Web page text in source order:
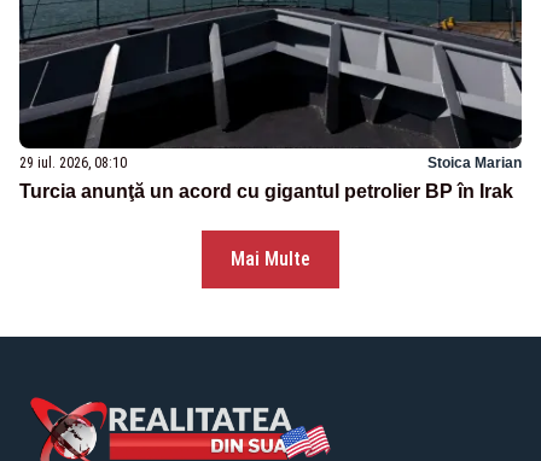
29 iul. 2026, 08:10 Stoica Marian
Turcia anunţă un acord cu gigantul petrolier BP în Irak
Mai Multe